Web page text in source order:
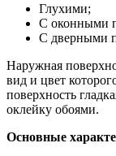
Глухими;
С оконными
С дверными
Наружная
вид и цвет
поверхность
оклейку обоями.
Основные